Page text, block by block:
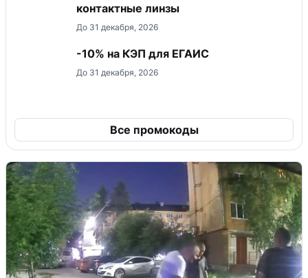
контактные линзы
До 31 декабря, 2026
-10% на КЭП для ЕГАИС
До 31 декабря, 2026
Все промокоды